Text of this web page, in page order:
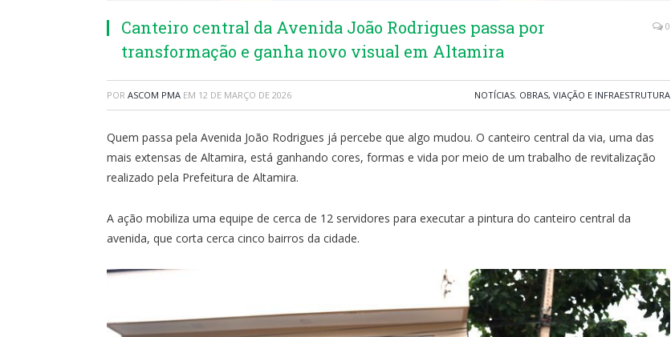
Canteiro central da Avenida João Rodrigues passa por
transformação e ganha novo visual em Altamira
0
POR ASCOM PMA EM 12 DE MARÇO DE 2026 NOTÍCIAS, OBRAS, VIAÇÃO E INFRAESTRUTURA
Quem passa pela Avenida João Rodrigues já percebe que algo mudou. O canteiro central da via, uma das
mais extensas de Altamira, está ganhando cores, formas e vida por meio de um trabalho de revitalização
realizado pela Prefeitura de Altamira.
A ação mobiliza uma equipe de cerca de 12 servidores para executar a pintura do canteiro central da
avenida, que corta cerca cinco bairros da cidade.